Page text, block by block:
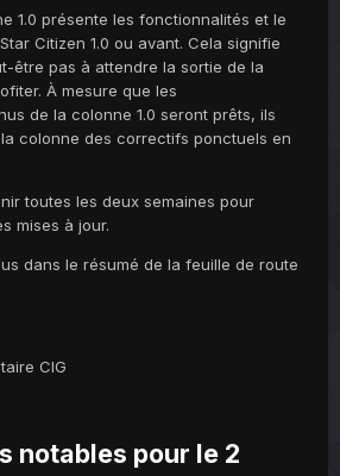
1.0 présente les fonctionnalités et le
Citizen 1.0 ou avant. Cela signifie
être pas à attendre la sortie de la
À mesure que les
de la colonne 1.0 seront prêts, ils
colonne des correctifs ponctuels en
toutes les deux semaines pour
mises à jour.
dans le résumé de la feuille de route
CIG
notables pour le 2